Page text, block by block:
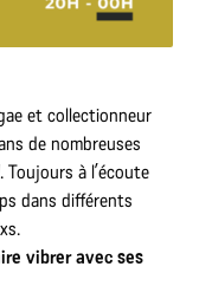
et collectionneur
de nombreuses
. Toujours à l’écoute
dans différents
vibrer avec ses